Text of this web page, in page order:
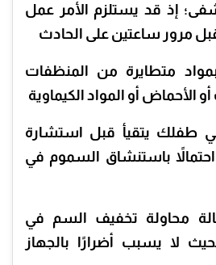
إذ قد يستلزم الأمر عمل
مرور ساعتين على الحادث
متطايرة من المنظفات
أو الأحماض أو المواد الكيماوية
طفلك يتقيأ قبل استشارة
باستنشاق السموم في
محاولة تخفيف السم في
لا يسبب أضرارًا بالجهاز